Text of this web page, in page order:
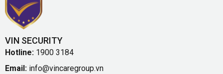
VIN SECURITY
Hotline: 1900 3184
Email: info@vincaregroup.vn